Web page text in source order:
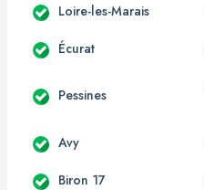
Loire-les-Marais
Écurat
Pessines
Avy
Biron 17